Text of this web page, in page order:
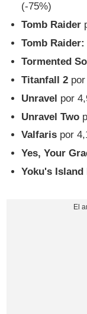
(-75%)
Tomb Raider
Tomb Raider:
Tormented
Titanfall 2
Unravel por
Unravel Two
Valfaris por
Yes, Your
Yoku's Island